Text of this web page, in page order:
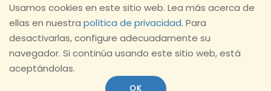
Usamos cookies en este sitio web. Lea más acerca de
ellas en nuestra política de privacidad. Para
desactivarlas, configure adecuadamente su
navegador. Si continúa usando este sitio web, está
aceptándolas.
OK